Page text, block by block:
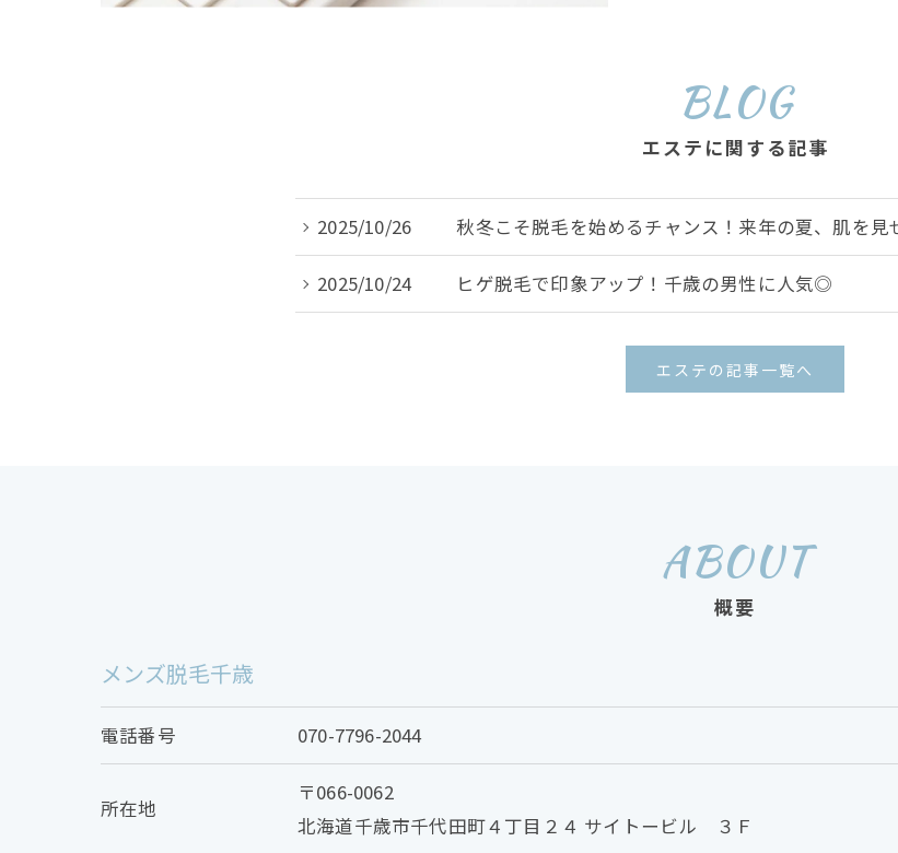
BLOG
エステに関する記事
2025/10/26 秋冬こそ脱毛を始めるチャンス！来年の夏、肌を
2025/10/24 ヒゲ脱毛で印象アップ！千歳の男性に人気◎
エステの記事一覧へ
ABOUT
概要
メンズ脱毛千歳
電話番号 070-7796-2044
所在地
〒066-0062
北海道千歳市千代田町４丁目２４ サイトービル ３Ｆ